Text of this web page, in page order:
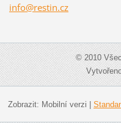
info@restin.cz
© 2010
Zobrazit: Mobilní verzi